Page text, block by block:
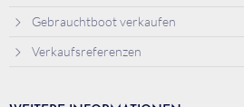
Gebrauchtboot verkaufen
Verkaufsreferenzen